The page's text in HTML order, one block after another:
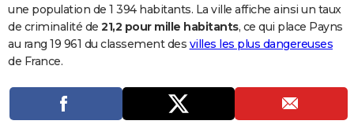
Carte de Noël
Carte Bonne année
Carte Saint-Valentin
Carte Pâques
Carte d'anniversaire
DICTIONNAIRE
Dictionnaire
Biographies
Citations
Expressions
Proverbes
PROGRAMME TV
Se connecter
Entreprises
Service militaire
Avis de recherche
AVIS DE DÉCÈS
une population de 1 394 habitants. La ville affiche ainsi un taux
de criminalité de 21,2 pour mille habitants, ce qui place Payns
au rang 19 961 du classement des villes les plus dangereuses
de France.